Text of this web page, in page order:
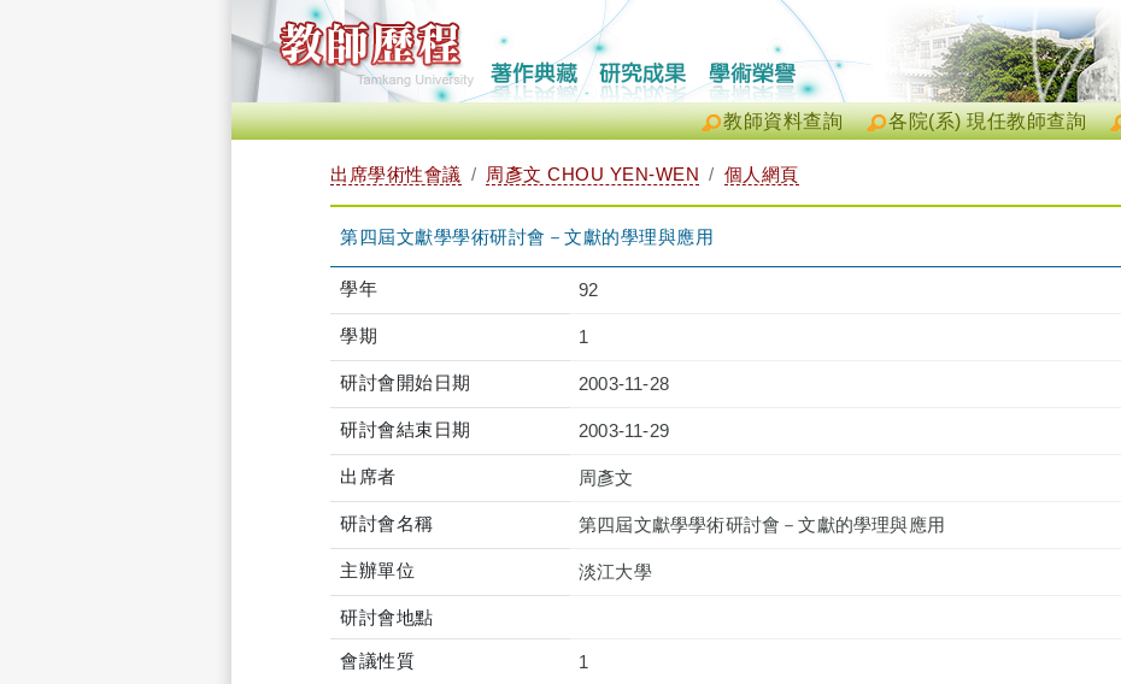
各院(系) 現任教師查詢
教師資料查詢
出席學術性會議 周彥文 CHOU YEN-WEN 個人網頁
第四屆文獻學學術研討會－文獻的學理與應用
學年 92
學期 1
研討會開始日期 2003-11-28
研討會結束日期 2003-11-29
出席者 周彥文
研討會名稱 第四屆文獻學學術研討會－文獻的學理與應用
主辦單位 淡江大學
研討會地點
會議性質 1